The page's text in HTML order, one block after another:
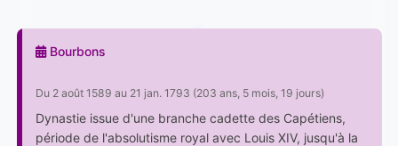
Bourbons
Du 2 août 1589 au 21 jan. 1793 (203 ans, 5 mois, 19 jours)
Dynastie issue d'une branche cadette des Capétiens,
période de l'absolutisme royal avec Louis XIV, jusqu'à la